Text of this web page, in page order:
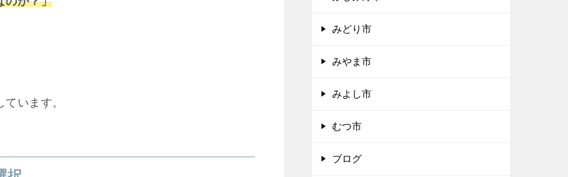
います。
みどり市
みやま市
みよし市
むつ市
ブログ